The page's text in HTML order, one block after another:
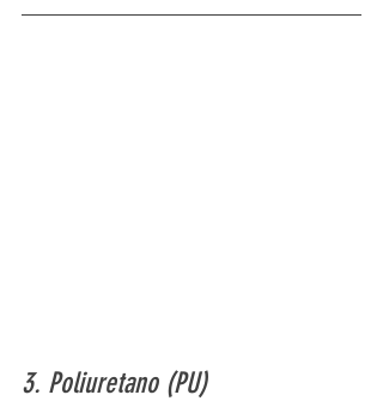
3. Poliuretano (PU)